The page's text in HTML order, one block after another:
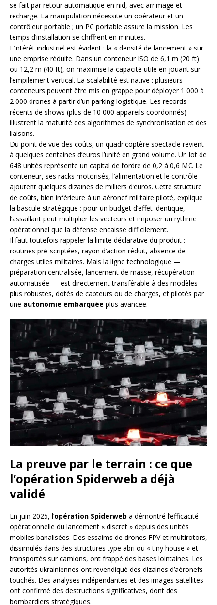
se fait par retour automatique en nid, avec arrimage et
recharge. La manipulation nécessite un opérateur et un
contrôleur portable ; un PC portable assure la mission. Les
temps d’installation se chiffrent en minutes.
L’intérêt industriel est évident : la « densité de lancement » sur
une emprise réduite. Dans un conteneur ISO de 6,1 m (20 ft)
ou 12,2 m (40 ft), on maximise la capacité utile en jouant sur
l’empilement vertical. La scalabilité est native : plusieurs
conteneurs peuvent être mis en grappe pour déployer 1 000 à
2 000 drones à partir d’un parking logistique. Les records
récents de shows (plus de 10 000 appareils coordonnés)
illustrent la maturité des algorithmes de synchronisation et des
liaisons.
Du point de vue des coûts, un quadricoptère spectacle revient
à quelques centaines d’euros l’unité en grand volume. Un lot de
648 unités représente un capital de l’ordre de 0,2 à 0,6 M€. Le
conteneur, ses racks motorisés, l’alimentation et le contrôle
ajoutent quelques dizaines de milliers d’euros. Cette structure
de coûts, bien inférieure à un aéronef militaire piloté, explique
la bascule stratégique : pour un budget d’effet identique,
l’assaillant peut multiplier les vecteurs et imposer un rythme
opérationnel que la défense encaisse difficilement.
Il faut toutefois rappeler la limite déclarative du produit :
routines pré-scriptées, rayon d’action réduit, absence de
charges utiles militaires. Mais la ligne technologique —
préparation centralisée, lancement de masse, récupération
automatisée — est directement transférable à des modèles
plus robustes, dotés de capteurs ou de charges, et pilotés par
une autonomie embarquée plus avancée.
La preuve par le terrain : ce que
l’opération Spiderweb a déjà
validé
En juin 2025, l’opération Spiderweb a démontré l’efficacité
opérationnelle du lancement « discret » depuis des unités
mobiles banalisées. Des essaims de drones FPV et multirotors,
dissimulés dans des structures type abri ou « tiny house » et
transportés sur camions, ont frappé des bases lointaines. Les
autorités ukrainiennes ont revendiqué des dizaines d’aéronefs
touchés. Des analyses indépendantes et des images satellites
ont confirmé des destructions significatives, dont des
bombardiers stratégiques.